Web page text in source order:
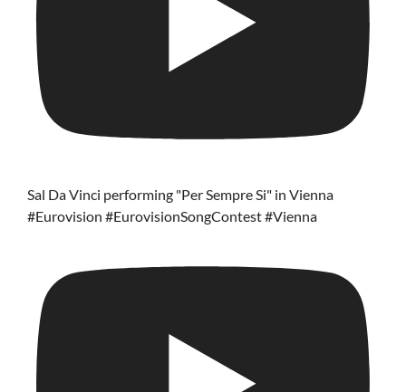
Sal Da Vinci performing "Per Sempre Si" in Vienna
#Eurovision #EurovisionSongContest #Vienna